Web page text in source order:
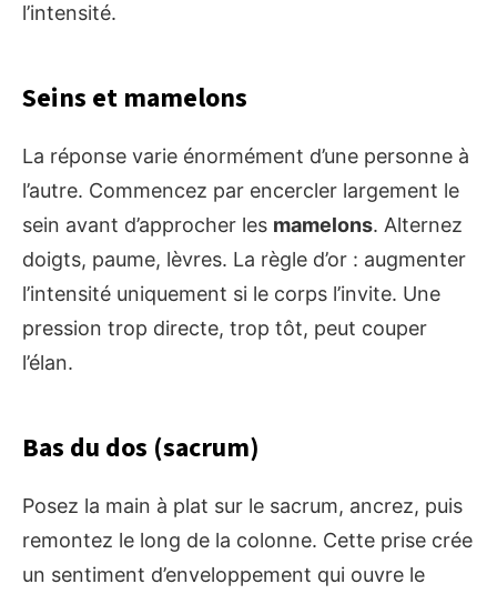
l’intensité.
Seins et mamelons
La réponse varie énormément d’une personne à
l’autre. Commencez par encercler largement le
sein avant d’approcher les mamelons. Alternez
doigts, paume, lèvres. La règle d’or : augmenter
l’intensité uniquement si le corps l’invite. Une
pression trop directe, trop tôt, peut couper
l’élan.
Bas du dos (sacrum)
Posez la main à plat sur le sacrum, ancrez, puis
remontez le long de la colonne. Cette prise crée
un sentiment d’enveloppement qui ouvre le